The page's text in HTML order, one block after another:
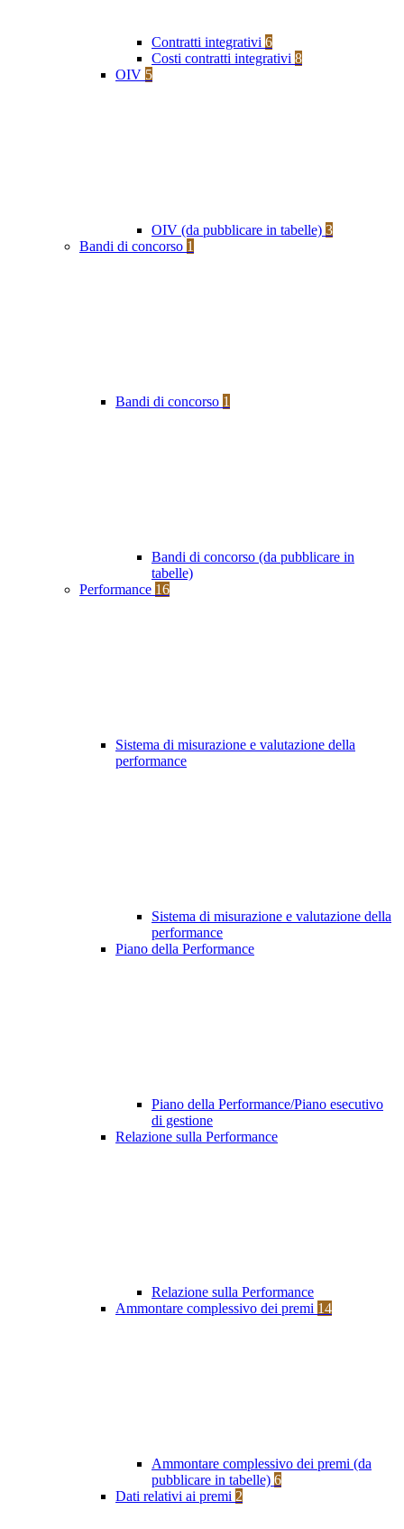
Contratti integrativi 6
Costi contratti integrativi 8
OIV 5
OIV (da pubblicare in tabelle) 3
Bandi di concorso 1
Bandi di concorso 1
Bandi di concorso (da pubblicare in
tabelle)
Performance 16
Sistema di misurazione e valutazione della
performance
Sistema di misurazione e valutazione della
performance
Piano della Performance
Piano della Performance/Piano esecutivo
di gestione
Relazione sulla Performance
Relazione sulla Performance
Ammontare complessivo dei premi 14
Ammontare complessivo dei premi (da
pubblicare in tabelle) 6
Dati relativi ai premi 2